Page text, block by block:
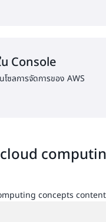
น Console
โซลการจัดการของ AWS
concepts